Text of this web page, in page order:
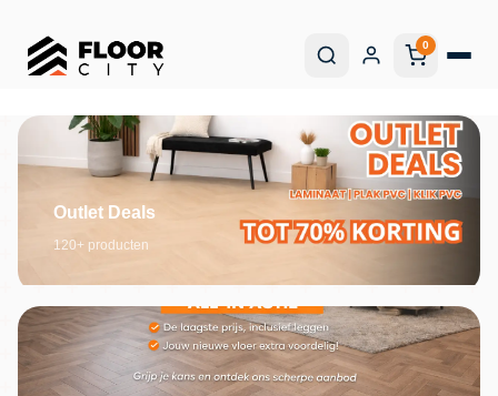
0
Outlet Deals
120+ producten